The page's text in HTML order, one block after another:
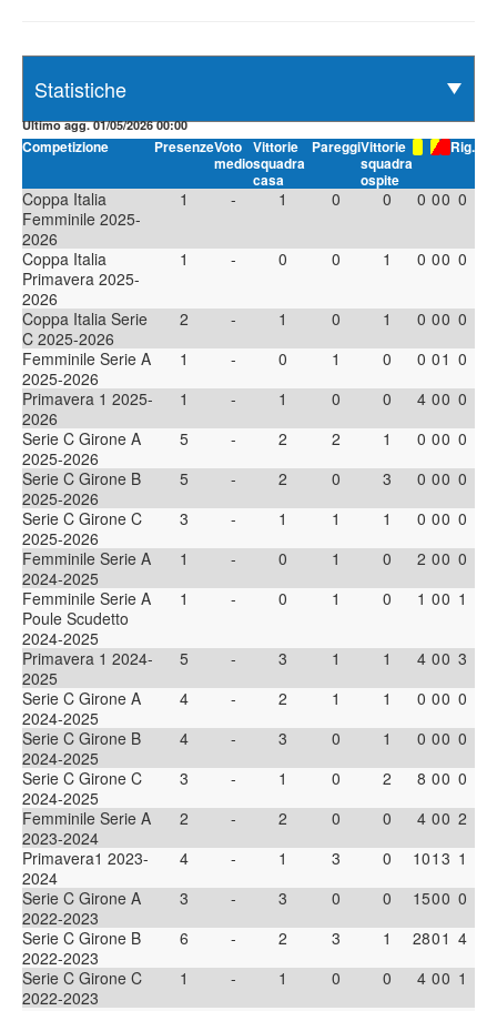
Ultimo agg. 01/05/2026 00:00
Competizione PresenzeVoto
medio
Vittorie
squadra
casa
PareggiVittorie
squadra
ospite
Rig.
Coppa Italia
Femminile 2025-
2026
1 - 1 0 0 0 00 0
Coppa Italia
Primavera 2025-
2026
1 - 0 0 1 0 00 0
Coppa Italia Serie
C 2025-2026
2 - 1 0 1 0 00 0
Femminile Serie A
2025-2026
1 - 0 1 0 0 01 0
Primavera 1 2025-
2026
1 - 1 0 0 4 00 0
Serie C Girone A
2025-2026
5 - 2 2 1 0 00 0
Serie C Girone B
2025-2026
5 - 2 0 3 0 00 0
Serie C Girone C
2025-2026
3 - 1 1 1 0 00 0
Femminile Serie A
2024-2025
1 - 0 1 0 2 00 0
Femminile Serie A
Poule Scudetto
2024-2025
1 - 0 1 0 1 00 1
Primavera 1 2024-
2025
5 - 3 1 1 4 00 3
Serie C Girone A
2024-2025
4 - 2 1 1 0 00 0
Serie C Girone B
2024-2025
4 - 3 0 1 0 00 0
Serie C Girone C
2024-2025
3 - 1 0 2 8 00 0
Femminile Serie A
2023-2024
2 - 2 0 0 4 00 2
Primavera1 2023-
2024
4 - 1 3 0 101 3 1
Serie C Girone A
2022-2023
3 - 3 0 0 1500 0
Serie C Girone B
2022-2023
6 - 2 3 1 2801 4
Serie C Girone C
2022-2023
1 - 1 0 0 4 00 1